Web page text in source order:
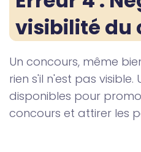
visibilité du
Un concours, même
rien s'il n'est pas visible.
disponibles pour
concours et attirer les